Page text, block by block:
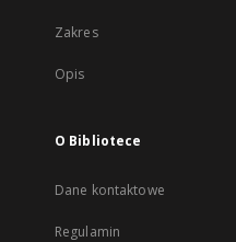
Zakres
Opis
O Bibliotece
Dane kontaktowe
Regulamin